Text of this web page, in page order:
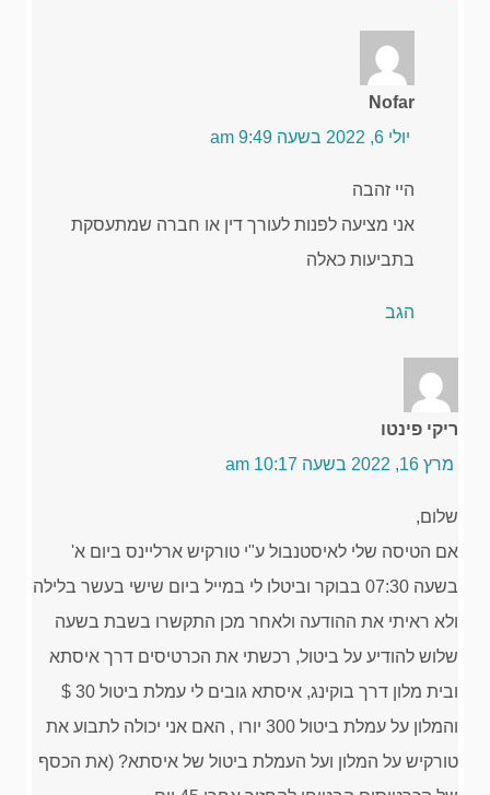
Nofar
יולי 6, 2022 בשעה 9:49 am
היי זהבה
אני מציעה לפנות לעורך דין או חברה שמתעסקת
בתביעות כאלה
הגב
ריקי פינטו
מרץ 16, 2022 בשעה 10:17 am
שלום,
אם הטיסה שלי לאיסטנבול ע"י טורקיש ארליינס ביום א'
בשעה 07:30 בבוקר וביטלו לי במייל ביום שישי בעשר בלילה
ולא ראיתי את ההודעה ולאחר מכן התקשרו בשבת בשעה
שלוש להודיע על ביטול, רכשתי את הכרטיסים דרך איסתא
ובית מלון דרך בוקינג, איסתא גובים לי עמלת ביטול 30 $
והמלון על עמלת ביטול 300 יורו , האם אני יכולה לתבוע את
טורקיש על המלון ועל העמלת ביטול של איסתא? (את הכסף